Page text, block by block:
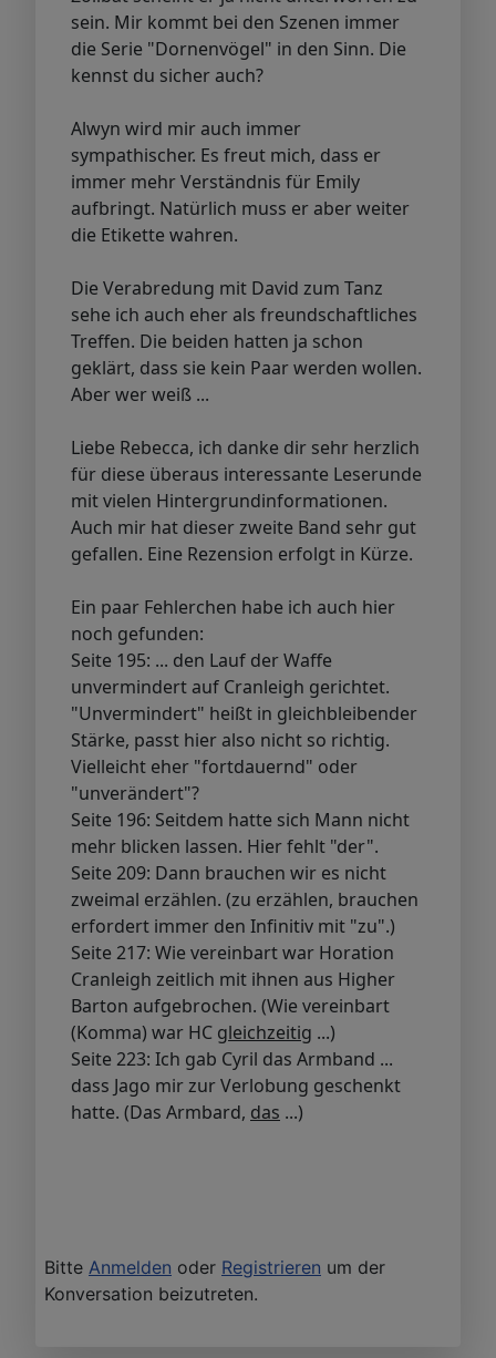
sein. Mir kommt bei den Szenen immer
die Serie "Dornenvögel" in den Sinn. Die
kennst du sicher auch?
Alwyn wird mir auch immer
sympathischer. Es freut mich, dass er
immer mehr Verständnis für Emily
aufbringt. Natürlich muss er aber weiter
die Etikette wahren.
Die Verabredung mit David zum Tanz
sehe ich auch eher als freundschaftliches
Treffen. Die beiden hatten ja schon
geklärt, dass sie kein Paar werden wollen.
Aber wer weiß ...
Liebe Rebecca, ich danke dir sehr herzlich
für diese überaus interessante Leserunde
mit vielen Hintergrundinformationen.
Auch mir hat dieser zweite Band sehr gut
gefallen. Eine Rezension erfolgt in Kürze.
Ein paar Fehlerchen habe ich auch hier
noch gefunden:
Seite 195: ... den Lauf der Waffe
unvermindert auf Cranleigh gerichtet.
"Unvermindert" heißt in gleichbleibender
Stärke, passt hier also nicht so richtig.
Vielleicht eher "fortdauernd" oder
"unverändert"?
Seite 196: Seitdem hatte sich Mann nicht
mehr blicken lassen. Hier fehlt "der".
Seite 209: Dann brauchen wir es nicht
zweimal erzählen. (zu erzählen, brauchen
erfordert immer den Infinitiv mit "zu".)
Seite 217: Wie vereinbart war Horation
Cranleigh zeitlich mit ihnen aus Higher
Barton aufgebrochen. (Wie vereinbart
(Komma) war HC gleichzeitig ...)
Seite 223: Ich gab Cyril das Armband ...
dass Jago mir zur Verlobung geschenkt
hatte. (Das Armbard, das ...)
Bitte Anmelden oder Registrieren um der
Konversation beizutreten.